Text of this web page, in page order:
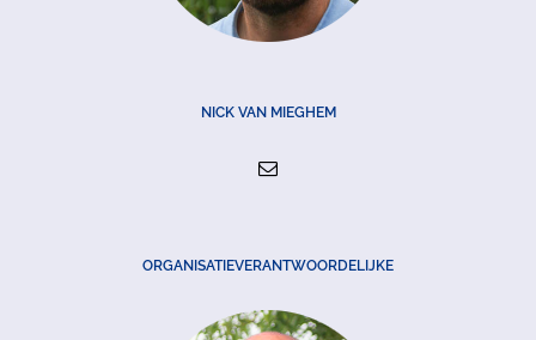
NICK VAN MIEGHEM
ORGANISATIEVERANTWOORDELIJKE